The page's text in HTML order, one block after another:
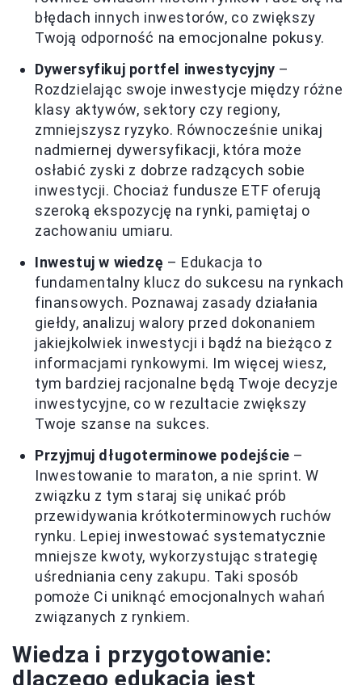
błędach innych inwestorów, co zwiększy
Twoją odporność na emocjonalne pokusy.
Dywersyfikuj portfel inwestycyjny –
Rozdzielając swoje inwestycje między różne
klasy aktywów, sektory czy regiony,
zmniejszysz ryzyko. Równocześnie unikaj
nadmiernej dywersyfikacji, która może
osłabić zyski z dobrze radzących sobie
inwestycji. Chociaż fundusze ETF oferują
szeroką ekspozycję na rynki, pamiętaj o
zachowaniu umiaru.
Inwestuj w wiedzę – Edukacja to
fundamentalny klucz do sukcesu na rynkach
finansowych. Poznawaj zasady działania
giełdy, analizuj walory przed dokonaniem
jakiejkolwiek inwestycji i bądź na bieżąco z
informacjami rynkowymi. Im więcej wiesz,
tym bardziej racjonalne będą Twoje decyzje
inwestycyjne, co w rezultacie zwiększy
Twoje szanse na sukces.
Przyjmuj długoterminowe podejście –
Inwestowanie to maraton, a nie sprint. W
związku z tym staraj się unikać prób
przewidywania krótkoterminowych ruchów
rynku. Lepiej inwestować systematycznie
mniejsze kwoty, wykorzystując strategię
uśredniania ceny zakupu. Taki sposób
pomoże Ci uniknąć emocjonalnych wahań
związanych z rynkiem.
Wiedza i przygotowanie:
dlaczego edukacja jest